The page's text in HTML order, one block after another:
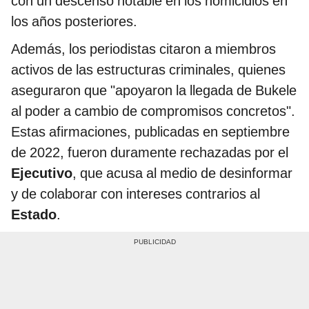
los años posteriores.
Además, los periodistas citaron a miembros
activos de las estructuras criminales, quienes
aseguraron que "apoyaron la llegada de Bukele
al poder a cambio de compromisos concretos".
Estas afirmaciones, publicadas en septiembre
de 2022, fueron duramente rechazadas por el
Ejecutivo, que acusa al medio de desinformar
y de colaborar con intereses contrarios al
Estado.